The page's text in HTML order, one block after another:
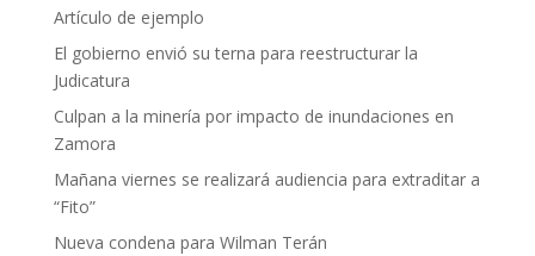
Artículo de ejemplo
El gobierno envió su terna para reestructurar la
Judicatura
Culpan a la minería por impacto de inundaciones en
Zamora
Mañana viernes se realizará audiencia para extraditar a
“Fito”
Nueva condena para Wilman Terán